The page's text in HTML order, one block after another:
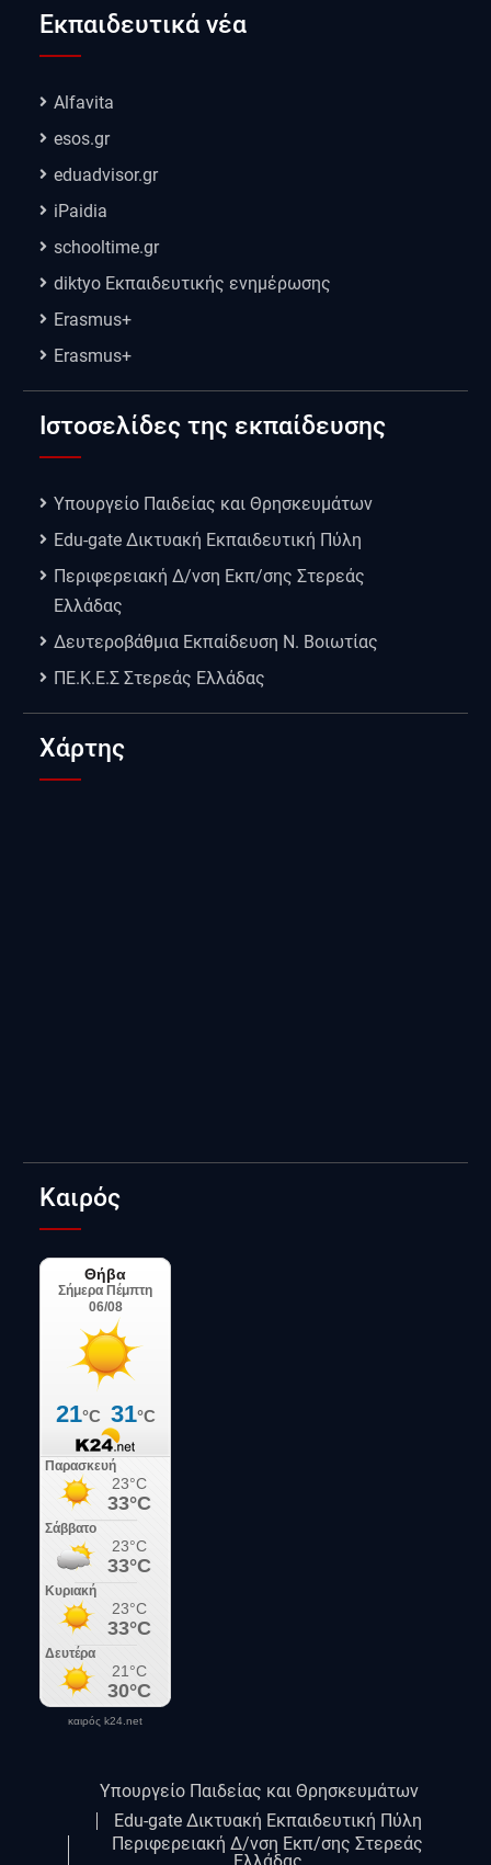
Εκπαιδευτικά νέα
Alfavita
esos.gr
eduadvisor.gr
iPaidia
schooltime.gr
diktyo Εκπαιδευτικής ενημέρωσης
Erasmus+
Erasmus+
Ιστοσελίδες της εκπαίδευσης
Υπουργείο Παιδείας και Θρησκευμάτων
Edu-gate Δικτυακή Εκπαιδευτική Πύλη
Περιφερειακή Δ/νση Εκπ/σης Στερεάς
Ελλάδας
Δευτεροβάθμια Εκπαίδευση Ν. Βοιωτίας
ΠΕ.Κ.Ε.Σ Στερεάς Ελλάδας
Χάρτης
Καιρός
καιρός k24.net
Υπουργείο Παιδείας και Θρησκευμάτων
Edu-gate Δικτυακή Εκπαιδευτική Πύλη
Περιφερειακή Δ/νση Εκπ/σης Στερεάς
Ελλάδας